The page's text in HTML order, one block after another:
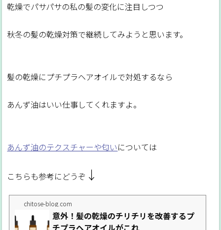
乾燥でパサパサの私の髪の変化に注目しつつ
秋冬の髪の乾燥対策で継続してみようと思います。
髪の乾燥にプチプラヘアオイルで対処するなら
あんず油はいい仕事してくれますよ。
あんず油のテクスチャーや匂いについては
こちらも参考にどうぞ ↓
chitose-blog.com
意外！髪の乾燥のチリチリを改善するプ
チプラヘアオイルがこれ